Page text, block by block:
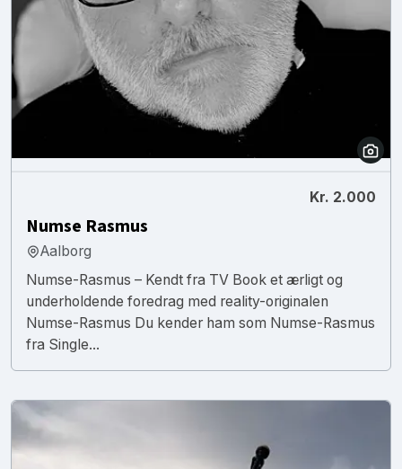
Kr. 2.000
Numse Rasmus
Aalborg
Numse-Rasmus – Kendt fra TV Book et ærligt og
underholdende foredrag med reality-originalen
Numse-Rasmus Du kender ham som Numse-Rasmus
fra Single...